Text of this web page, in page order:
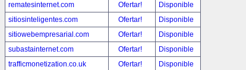
rematesinternet.com
Ofertar!
Disponible
sitiosinteligentes.com
Ofertar!
Disponible
sitiowebempresarial.com
Ofertar!
Disponible
subastainternet.com
Ofertar!
Disponible
trafficmonetization.co.uk
Ofertar!
Disponible